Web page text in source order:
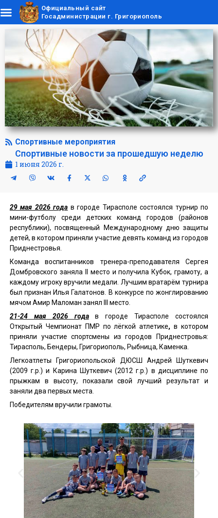
Официальный сайт
Госадминистрации г. Григориополь
Спортивные мероприятия
Спортивные новости за прошедшую неделю
1 июня 2026 г.
29 мая 2026 года в городе Тирасполе состоялся турнир по
мини-футболу среди детских команд городов (районов
республики), посвященный Международному дню защиты
детей, в котором приняли участие девять команд из городов
Приднестровья.
Команда воспитанников тренера-преподавателя Сергея
Домбровского заняла II место и получила Кубок, грамоту, а
каждому игроку вручили медали. Лучшим вратарём турнира
был признан Илья Галатонов. В конкурсе по жонглированию
мячом Амир Маломан занял III место.
21-24 мая 2026 годав городе Тирасполе состоялся
Открытый Чемпионат ПМР по лёгкой атлетике, в котором
приняли участие спортсмены из городов Приднестровья:
Тирасполь, Бендеры, Григориополь, Рыбница, Каменка.
Легкоатлеты Григориопольской ДЮСШ Андрей Шуткевич
(2009 г.р.) и Карина Шуткевич (2012 г.р.) в дисциплине по
прыжкам в высоту, показали свой лучший результат и
заняли два первых места.
Победителям вручили грамоты.